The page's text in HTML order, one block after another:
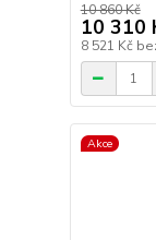
10 860 Kč
10 310
8 521 Kč
Akce